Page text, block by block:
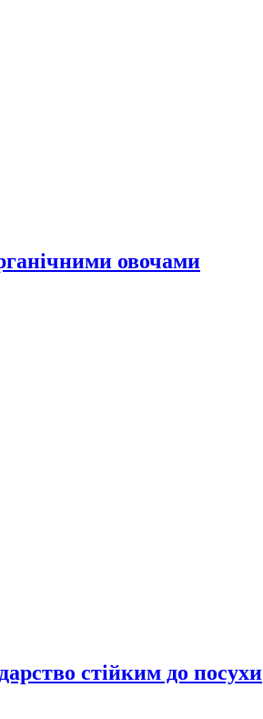
овочами
стійким до посухи